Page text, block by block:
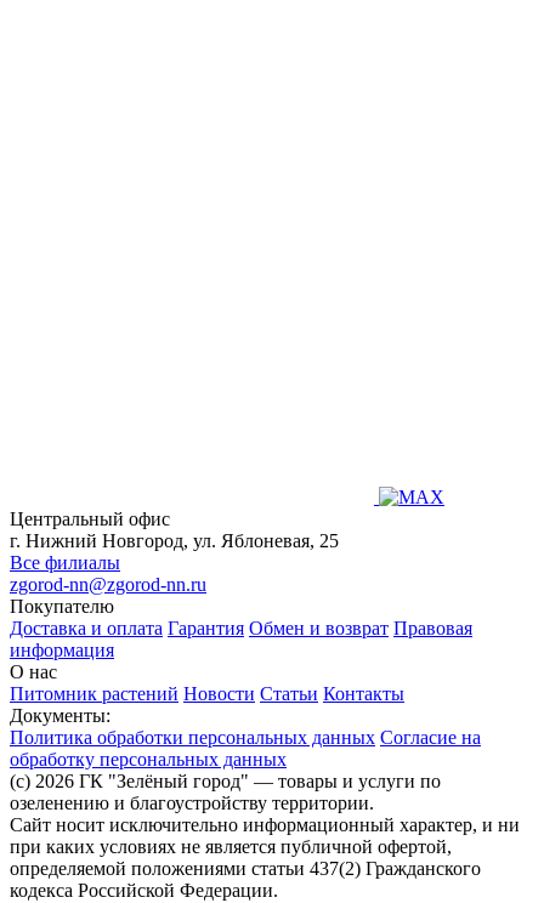
Центральный офис
г. Нижний Новгород, ул. Яблоневая, 25
Все филиалы
zgorod-nn@zgorod-nn.ru
Покупателю
Доставка и оплата Гарантия Обмен и возврат Правовая
информация
О нас
Питомник растений Новости Статьи Контакты
Документы:
Политика обработки персональных данных Согласие на
обработку персональных данных
(c) 2026 ГК "Зелёный город" — товары и услуги по
озеленению и благоустройству территории.
Сайт носит исключительно информационный характер, и ни
при каких условиях не является публичной офертой,
определяемой положениями статьи 437(2) Гражданского
кодекса Российской Федерации.